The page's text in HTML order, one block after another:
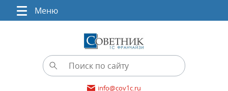
Меню
info@cov1c.ru